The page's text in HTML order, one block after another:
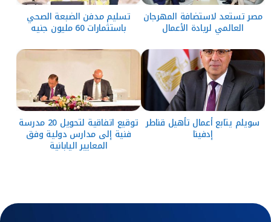
مصر تستعد لاستضافة المهرجان
العالمي لريادة الأعمال
تسليم مدفن الضبعة الصحي
باستثمارات 60 مليون جنيه
سويلم يتابع أعمال تأهيل قناطر
إدفينا
توقيع اتفاقية لتحويل 20 مدرسة
فنية إلى مدارس دولية وفق
المعايير اليابانية